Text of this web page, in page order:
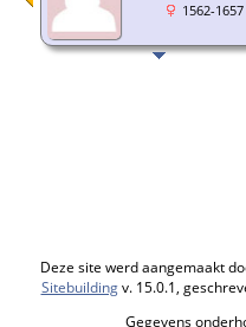
1562-1657
Deze site werd aangemaakt
Sitebuildingv. 15.0.1,
Gegevens